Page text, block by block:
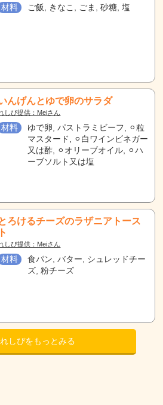
材料 ご飯, きなこ, ごま, 砂糖, 塩
んげんとゆで卵のサラダ
しぴ提供：Meiさん
材料
ゆで卵, パストラミビーフ, ⚪︎粒
マスタード, ⚪︎白ワインビネガー
又は酢, ⚪︎オリーブオイル, ⚪︎ハ
ーブソルト又は塩
ろけるチーズのラザニアトース
ト
しぴ提供：Meiさん
材料
食パン, バター, シュレッドチー
ズ, 粉チーズ
しぴをもっとみる